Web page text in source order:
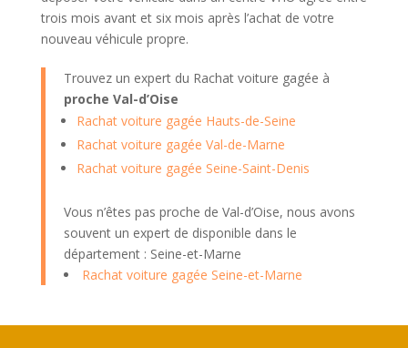
trois mois avant et six mois après l’achat de votre
nouveau véhicule propre.
Trouvez un expert du Rachat voiture gagée à
proche Val-d’Oise
Rachat voiture gagée Hauts-de-Seine
Rachat voiture gagée Val-de-Marne
Rachat voiture gagée Seine-Saint-Denis
Vous n’êtes pas proche de Val-d’Oise, nous avons
souvent un expert de disponible dans le
département : Seine-et-Marne
Rachat voiture gagée Seine-et-Marne